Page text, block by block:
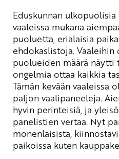
Eduskunnan
vaaleissa mukana
puoluetta, erialaisia
ehdokaslistoja. Vaaleihin
puolueiden määrä näytti
ongelmia ottaa kaikkia
Tämän kevään vaaleissa
paljon vaalipaneeleja.
hyvin perinteisiä, ja
panelistien vertaa. Nyt
monenlaisista,
paikoissa kuten